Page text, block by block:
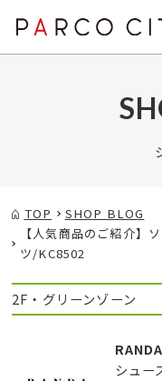
TOP
SHOP BLOG
【人気商品のご紹介】
ツ/KC8502
2F・グリーンゾーン
RANDA
シュー